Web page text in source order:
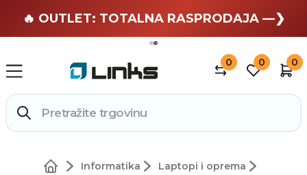
🏄 Zaslužuješ odmor —❯
🔥 OUTLET: TOTALNA RASPRODAJA —❯
0 0 0
Informatika
Laptopi i oprema